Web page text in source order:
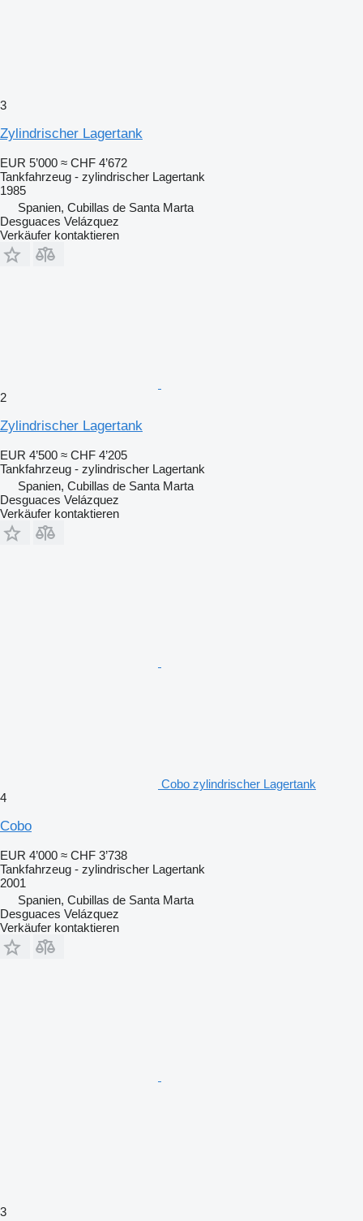
3
Zylindrischer Lagertank
EUR 5’000 ≈ CHF 4’672
Tankfahrzeug - zylindrischer Lagertank
1985
Spanien, Cubillas de Santa Marta
Desguaces Velázquez
Verkäufer kontaktieren
2
Zylindrischer Lagertank
EUR 4’500 ≈ CHF 4’205
Tankfahrzeug - zylindrischer Lagertank
Spanien, Cubillas de Santa Marta
Desguaces Velázquez
Verkäufer kontaktieren
Cobo zylindrischer Lagertank
4
Cobo
EUR 4’000 ≈ CHF 3’738
Tankfahrzeug - zylindrischer Lagertank
2001
Spanien, Cubillas de Santa Marta
Desguaces Velázquez
Verkäufer kontaktieren
3